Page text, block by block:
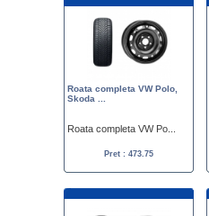
Roata completa VW Polo,
Skoda ...
Roata completa VW Po...
Pret : 473.75